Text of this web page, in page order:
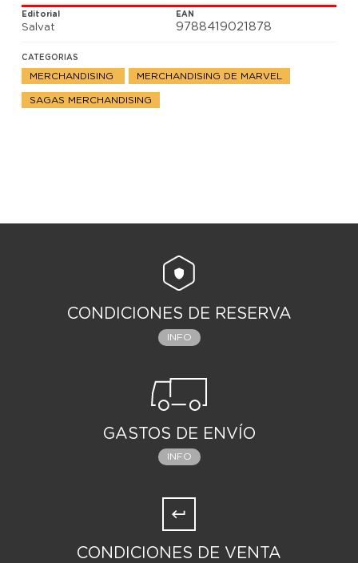
Editorial
Salvat
EAN
9788419021878
CATEGORIAS
MERCHANDISING MERCHANDISING DE MARVEL
SAGAS MERCHANDISING
CONDICIONES DE RESERVA
INFO
GASTOS DE ENVÍO
INFO
CONDICIONES DE VENTA